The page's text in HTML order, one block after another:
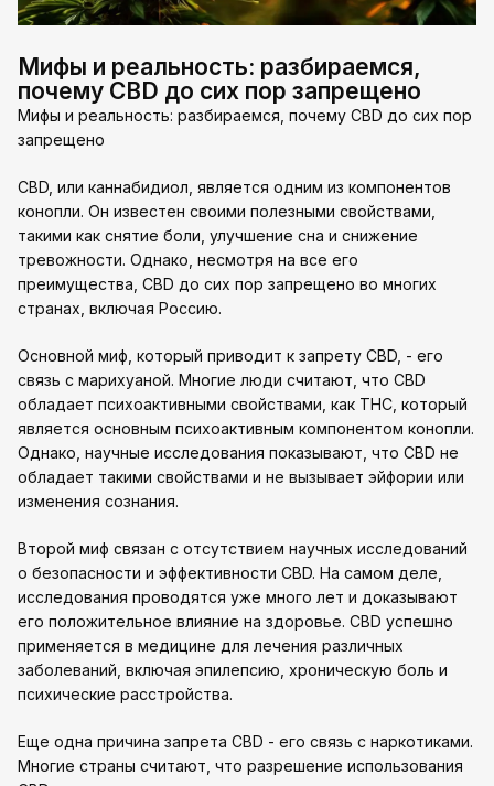
Мифы и реальность: разбираемся,
почему CBD до сих пор запрещено
Мифы и реальность: разбираемся, почему CBD до сих пор
запрещено
CBD, или каннабидиол, является одним из компонентов
конопли. Он известен своими полезными свойствами,
такими как снятие боли, улучшение сна и снижение
тревожности. Однако, несмотря на все его
преимущества, CBD до сих пор запрещено во многих
странах, включая Россию.
Основной миф, который приводит к запрету CBD, - его
связь с марихуаной. Многие люди считают, что CBD
обладает психоактивными свойствами, как THC, который
является основным психоактивным компонентом конопли.
Однако, научные исследования показывают, что CBD не
обладает такими свойствами и не вызывает эйфории или
изменения сознания.
Второй миф связан с отсутствием научных исследований
о безопасности и эффективности CBD. На самом деле,
исследования проводятся уже много лет и доказывают
его положительное влияние на здоровье. CBD успешно
применяется в медицине для лечения различных
заболеваний, включая эпилепсию, хроническую боль и
психические расстройства.
Еще одна причина запрета CBD - его связь с наркотиками.
Многие страны считают, что разрешение использования